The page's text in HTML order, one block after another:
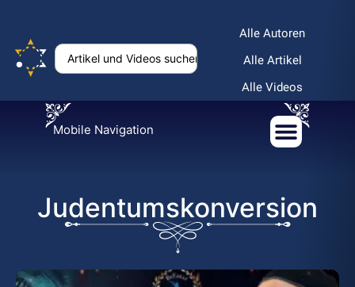
Alle Autoren
Alle Artikel
Alle Videos
Mobile Navigation
Judentumskonversion